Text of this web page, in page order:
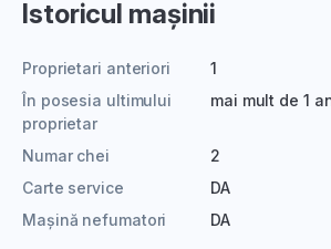
Istoricul mașinii
Proprietari anteriori
1
În posesia ultimului
proprietar
mai mult de 1
Numar chei
2
Carte service
DA
Mașină nefumatori
DA